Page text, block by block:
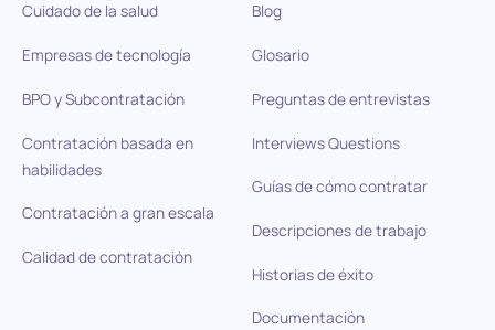
Cuidado de la salud
Empresas de tecnología
BPO y Subcontratación
Contratación basada en
habilidades
Contratación a gran escala
Calidad de contratación
Blog
Glosario
Preguntas de entrevistas
Interviews Questions
Guías de cómo contratar
Descripciones de trabajo
Historias de éxito
Documentación